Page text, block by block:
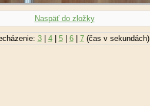
Naspäť do zložky
3| 4| 5| 6| 7(čas v sekundách)